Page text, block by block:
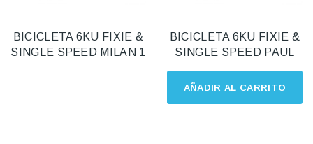
BICICLETA 6KU FIXIE &
SINGLE SPEED MILAN 1
AÑADIR AL CARRITO
BICICLETA 6KU FIXIE &
SINGLE SPEED PAUL